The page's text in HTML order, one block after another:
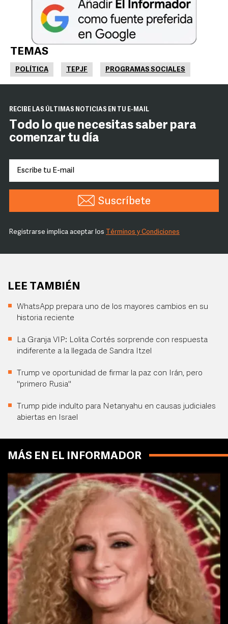
TEMAS
POLÍTICA TEPJF PROGRAMAS SOCIALES
RECIBE LAS ÚLTIMAS NOTICIAS EN TU E-MAIL
Todo lo que necesitas saber para
comenzar tu día
Suscríbete
Registrarse implica aceptar los Términos y Condiciones
LEE TAMBIÉN
WhatsApp prepara uno de los mayores cambios en su
historia reciente
La Granja VIP: Lolita Cortés sorprende con respuesta
indiferente a la llegada de Sandra Itzel
Trump ve oportunidad de firmar la paz con Irán, pero
"primero Rusia"
Trump pide indulto para Netanyahu en causas judiciales
abiertas en Israel
MÁS EN EL INFORMADOR